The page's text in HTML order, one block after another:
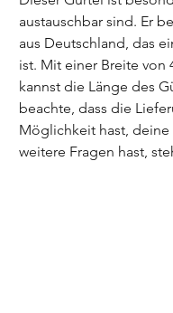
austauschbar sind. Er
aus Deutschland, das
ist. Mit einer Breite von
kannst die Länge des
beachte, dass die
Möglichkeit hast, deine
weitere Fragen hast,